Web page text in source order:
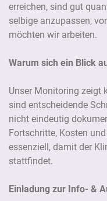
erreichen, sind gut
selbige anzupassen,
möchten wir arbeiten.
Warum sich ein Blick
Unser Monitoring zeigt
sind entscheidende
nicht eindeutig
Fortschritte, Kosten
essenziell, damit der
stattfindet.
Einladung zur Info- &